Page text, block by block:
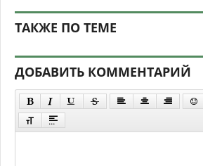
ТАКЖЕ ПО ТЕМЕ
ДОБАВИТЬ КОММЕНТАРИЙ